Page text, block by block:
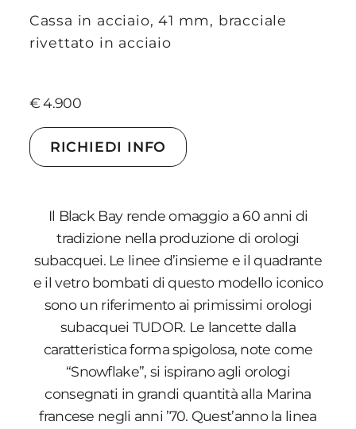
Cassa in acciaio, 41 mm, bracciale
rivettato in acciaio
€ 4.900
RICHIEDI INFO
Il Black Bay rende omaggio a 60 anni di
tradizione nella produzione di orologi
subacquei. Le linee d’insieme e il quadrante
e il vetro bombati di questo modello iconico
sono un riferimento ai primissimi orologi
subacquei TUDOR. Le lancette dalla
caratteristica forma spigolosa, note come
“Snowflake”, si ispirano agli orologi
consegnati in grandi quantità alla Marina
francese negli anni ’70. Quest’anno la linea